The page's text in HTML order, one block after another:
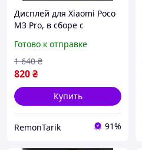
Дисплей для Xiaomi Poco
M3 Pro, в сборе с
Original + набор
инструментов
Готово к отправке
820₴
1 640 ₴
Купить
RemonTarik 91%